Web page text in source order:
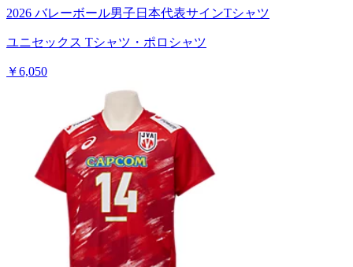
2026 バレーボール男子日本代表サインTシャツ
ユニセックス Tシャツ・ポロシャツ
￥6,050